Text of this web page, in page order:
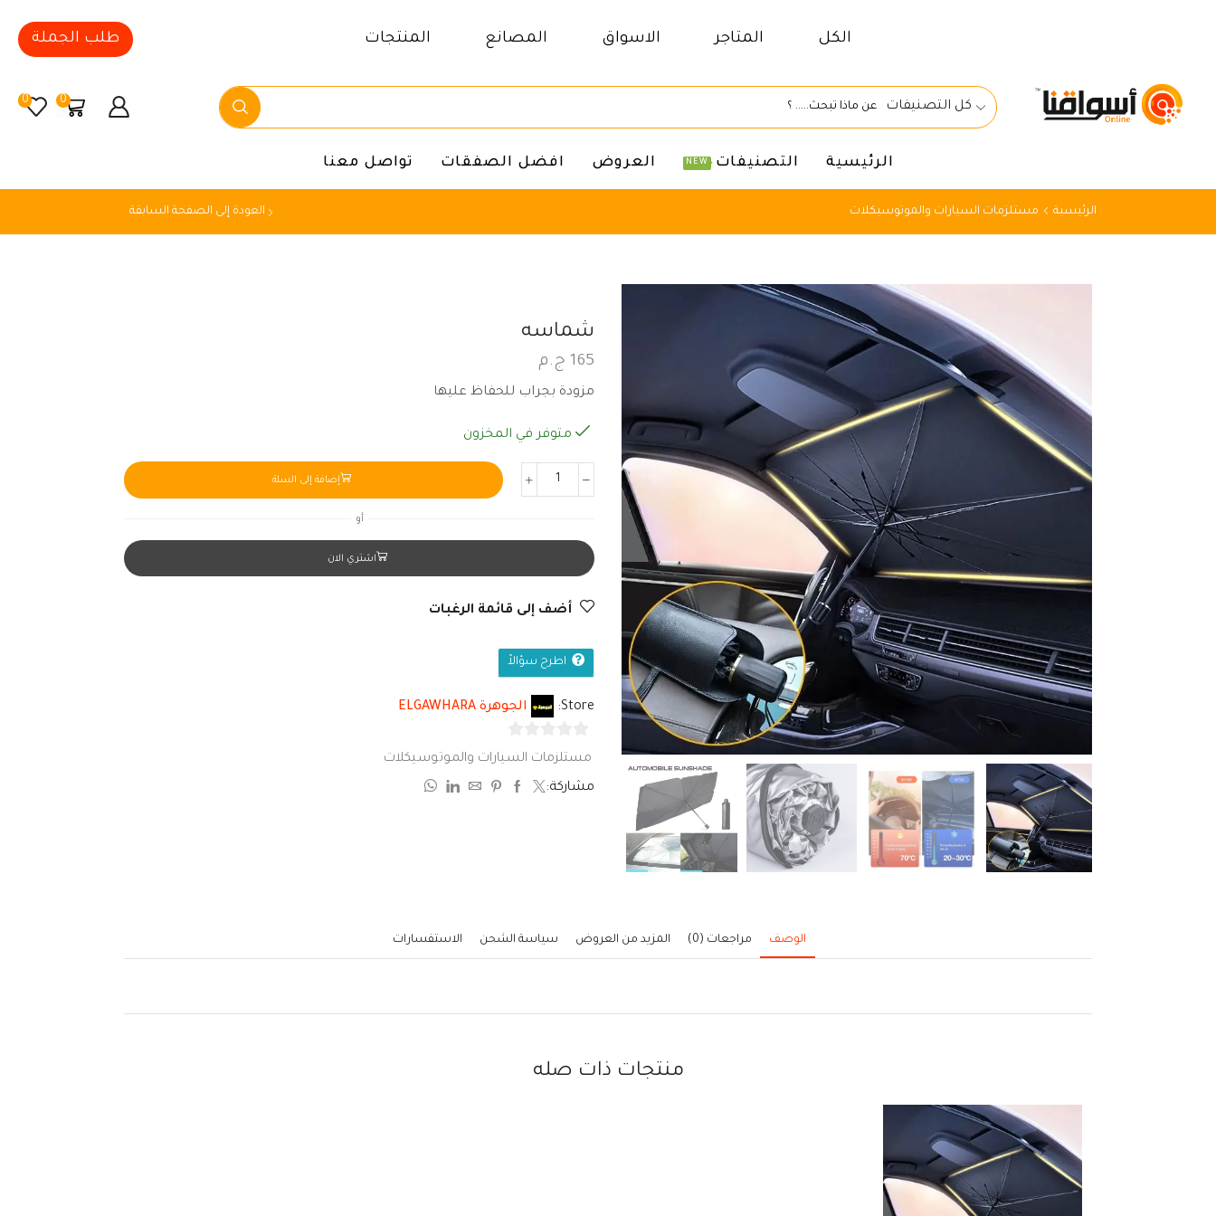
الكل المتاجر الاسواق المصانع المنتجات طلب الجملة
كل التصنيفات 0
0
الرئيسية التصنيفات NEW العروض افضل الصفقات تواصل معنا
الرئيسية مستلزمات السيارات والموتوسيكلات العودة إلى الصفحة السابقة
شماسه
165 ج.م
مزودة بجراب للحفاظ عليها
متوفر في المخزون
إضافة إلى السلة
أو
اشتري الان
أضف إلى قائمة الرغبات
اطرح سؤالاً
Store: الجوهرة ELGAWHARA
مستلزمات السيارات والموتوسيكلات
مشاركة:
الوصف مراجعات (0) المزيد من العروض سياسة الشحن الاستفسارات
منتجات ذات صله